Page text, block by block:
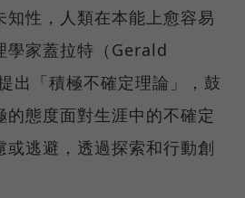
知性，人類在本能上愈容易
學家蓋拉特（Gerald
出「積極不確定理論」，鼓
的態度面對生涯中的不確定
或逃避，透過探索和行動創